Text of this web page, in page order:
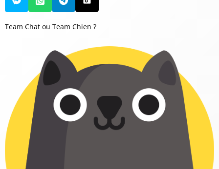
Team Chat ou Team Chien ?